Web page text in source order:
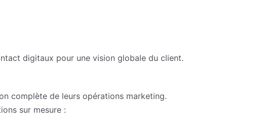
digitaux pour une vision globale du client.
complète de leurs opérations marketing.
sur mesure :